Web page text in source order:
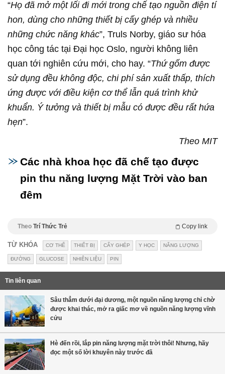
“Họ đã mở một lối đi mới trong chế tạo nguồn điện tí
hon, dùng cho những thiết bị cấy ghép và nhiều
những chức năng khác”, Truls Norby, giáo sư hóa
học công tác tại Đại học Oslo, người không liên
quan tới nghiên cứu mới, cho hay. “Thứ gốm được
sử dụng đều không độc, chi phí sản xuất thấp, thích
ứng được với điều kiện cơ thể lẫn quá trình khử
khuẩn. Ý tưởng và thiết bị mẫu có được đều rất hứa
hẹn”.
Theo MIT
Các nhà khoa học đã chế tạo được
pin thu năng lượng Mặt Trời vào ban
đêm
Theo Trí Thức Trẻ Copy link
TỪ KHÓA CƠ THỂ THIẾT BỊ CẤY GHÉP Y HỌC NĂNG LƯỢNG
ĐƯỜNG GLUCOSE NHIÊN LIỆU PIN
Tin liên quan
Sâu thẳm dưới đại dương, một nguồn năng lượng chỉ chờ
được khai thác, mở ra giấc mơ về nguồn năng lượng vĩnh
cửu
Hè đến rồi, lắp pin năng lượng mặt trời thôi! Nhưng, hãy
đọc một số lời khuyên này trước đã